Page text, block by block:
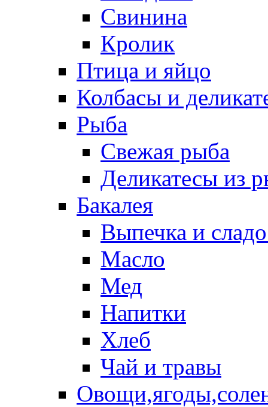
Свинина
Кролик
Птица и яйцо
Колбасы и
Рыба
Свежая рыба
Деликатесы из
Бакалея
Выпечка и
Масло
Мед
Напитки
Хлеб
Чай и травы